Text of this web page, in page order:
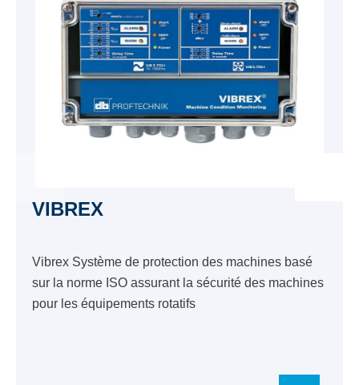
VIBREX
Vibrex Système de protection des machines basé
sur la norme ISO assurant la sécurité des machines
pour les équipements rotatifs